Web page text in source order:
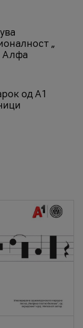
„
Алфа
од А1